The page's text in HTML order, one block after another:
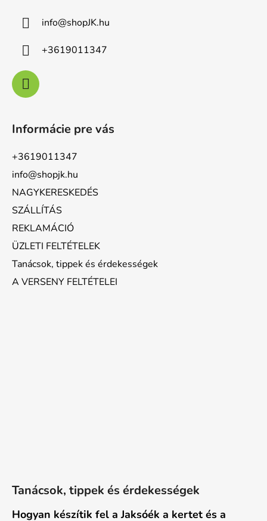
info@shopJK.hu
+3619011347
Informácie pre vás
+3619011347
info@shopjk.hu
NAGYKERESKEDÉS
SZÁLLÍTÁS
REKLAMÁCIÓ
ÜZLETI FELTÉTELEK
Tanácsok, tippek és érdekességek
A VERSENY FELTÉTELEI
Tanácsok, tippek és érdekességek
Hogyan készítik fel a Jaksóék a kertet és a